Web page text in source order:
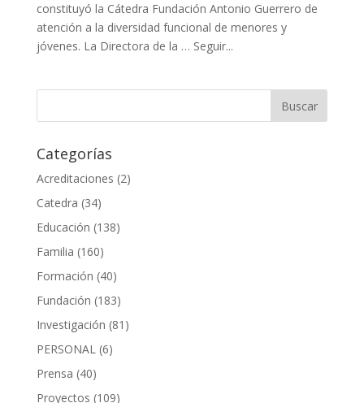
constituyó la Cátedra Fundación Antonio Guerrero de
atención a la diversidad funcional de menores y
jóvenes. La Directora de la … Seguir...
Categorías
Acreditaciones (2)
Catedra (34)
Educación (138)
Familia (160)
Formación (40)
Fundación (183)
Investigación (81)
PERSONAL(6)
Prensa (40)
Proyectos (109)